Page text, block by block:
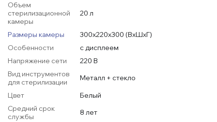
Объем
стерилизационной
камеры
20 л
Размеры камеры
300х220х300 (ВхШхГ)
Особенности
с дисплеем
Напряжение сети
220 В
Вид инструментов
для стерилизации
Металл + стекло
Цвет
Белый
Средний срок
службы
8 лет